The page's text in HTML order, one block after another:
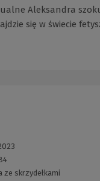
Aleksandra
się w świecie
ze skrzydełkami